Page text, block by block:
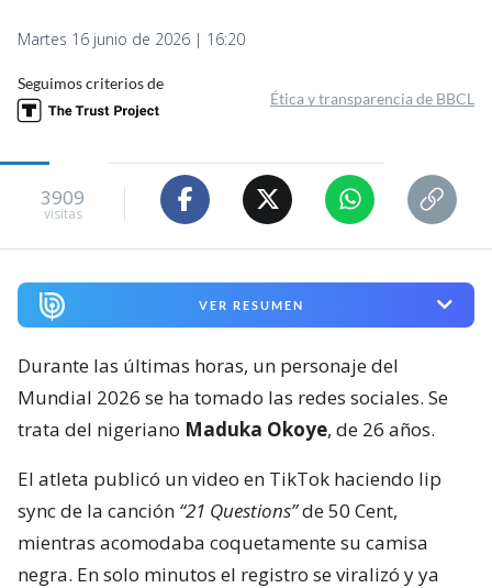
Martes 16 junio de 2026 | 16:20
Seguimos criterios de
Ética y transparencia de BBCL
3909
visitas
VER RESUMEN
Durante las últimas horas, un personaje del
Mundial 2026 se ha tomado las redes sociales. Se
trata del nigeriano Maduka Okoye, de 26 años.
El atleta publicó un video en TikTok haciendo lip
sync de la canción “21 Questions”de 50 Cent,
mientras acomodaba coquetamente su camisa
negra. En solo minutos el registro se viralizó y ya